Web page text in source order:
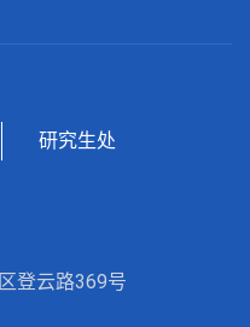
研究生处
登云路369号